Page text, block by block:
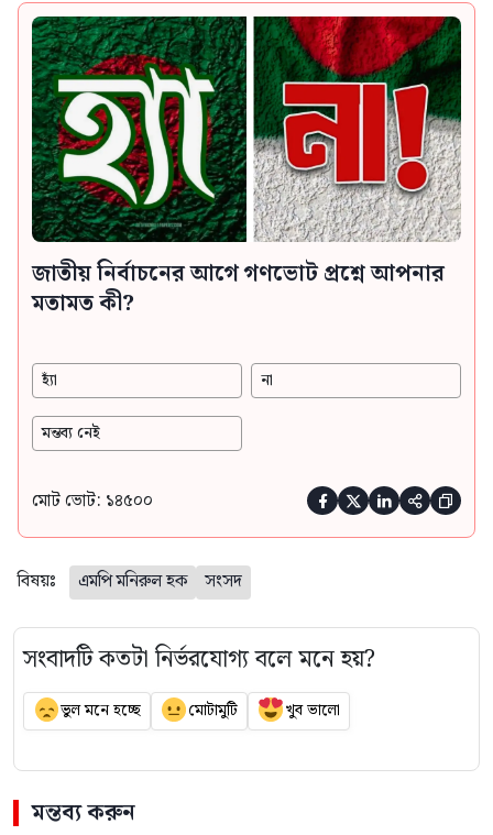
জাতীয় নির্বাচনের আগে গণভোট প্রশ্নে আপনার
মতামত কী?
হ্যাঁ না
মন্তব্য নেই
মোট ভোট: ১৪৫০০     
বিষয়ঃ এমপি মনিরুল হক সংসদ
সংবাদটি কতটা নির্ভরযোগ্য বলে মনে হয়?
ভুল মনে হচ্ছে মোটামুটি খুব ভালো
মন্তব্য করুন